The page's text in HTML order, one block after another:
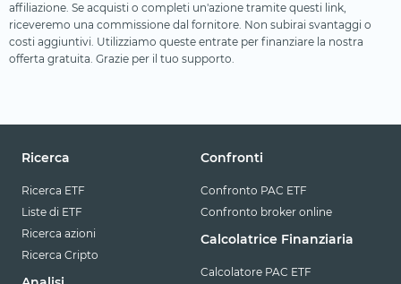
affiliazione. Se acquisti o completi un'azione tramite questi link,
riceveremo una commissione dal fornitore. Non subirai svantaggi o
costi aggiuntivi. Utilizziamo queste entrate per finanziare la nostra
offerta gratuita. Grazie per il tuo supporto.
Ricerca
Ricerca ETF
Liste di ETF
Ricerca azioni
Ricerca Cripto
Confronti
Confronto PAC ETF
Confronto broker online
Calcolatrice Finanziaria
Calcolatore PAC ETF